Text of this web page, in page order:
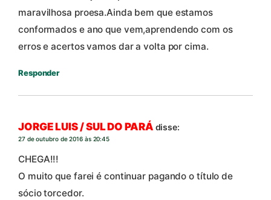
maravilhosa proesa.Ainda bem que estamos
conformados e ano que vem,aprendendo com os
erros e acertos vamos dar a volta por cima.
Responder
JORGE LUIS / SUL DO PARÁ disse:
27 de outubro de 2016 às 20:45
CHEGA!!!
O muito que farei é continuar pagando o título de
sócio torcedor.